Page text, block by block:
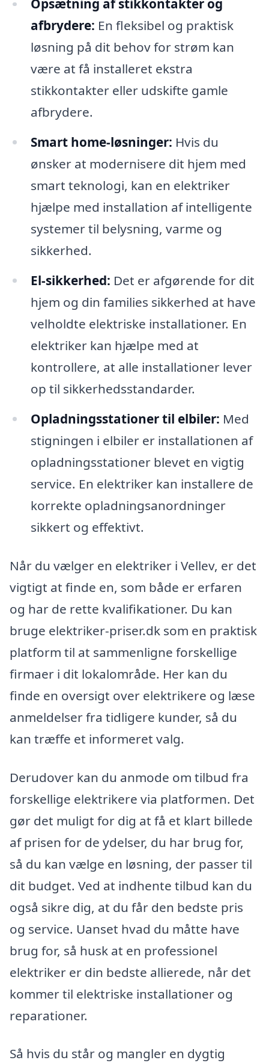
Opsætning af stikkontakter og
afbrydere: En fleksibel og praktisk
løsning på dit behov for strøm kan
være at få installeret ekstra
stikkontakter eller udskifte gamle
afbrydere.
Smart home-løsninger: Hvis du
ønsker at modernisere dit hjem med
smart teknologi, kan en elektriker
hjælpe med installation af intelligente
systemer til belysning, varme og
sikkerhed.
El-sikkerhed: Det er afgørende for dit
hjem og din families sikkerhed at have
velholdte elektriske installationer. En
elektriker kan hjælpe med at
kontrollere, at alle installationer lever
op til sikkerhedsstandarder.
Opladningsstationer til elbiler: Med
stigningen i elbiler er installationen af
opladningsstationer blevet en vigtig
service. En elektriker kan installere de
korrekte opladningsanordninger
sikkert og effektivt.
Når du vælger en elektriker i Vellev, er det
vigtigt at finde en, som både er erfaren
og har de rette kvalifikationer. Du kan
bruge elektriker-priser.dk som en praktisk
platform til at sammenligne forskellige
firmaer i dit lokalområde. Her kan du
finde en oversigt over elektrikere og læse
anmeldelser fra tidligere kunder, så du
kan træffe et informeret valg.
Derudover kan du anmode om tilbud fra
forskellige elektrikere via platformen. Det
gør det muligt for dig at få et klart billede
af prisen for de ydelser, du har brug for,
så du kan vælge en løsning, der passer til
dit budget. Ved at indhente tilbud kan du
også sikre dig, at du får den bedste pris
og service. Uanset hvad du måtte have
brug for, så husk at en professionel
elektriker er din bedste allierede, når det
kommer til elektriske installationer og
reparationer.
Så hvis du står og mangler en dygtig